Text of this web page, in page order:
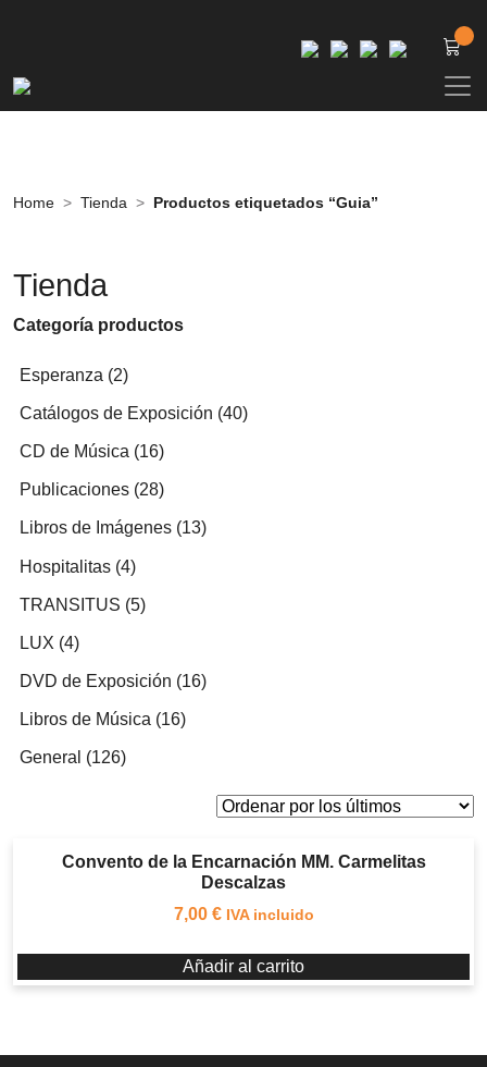
Home Tienda Productos etiquetados “Guia”
Tienda
Categoría productos
Esperanza 22
Catálogos de Exposición 4040
CD de Música 1616
Publicaciones 2828
Libros de Imágenes 1313
Hospitalitas 44
TRANSITUS 55
LUX 44
DVD de Exposición 1616
Libros de Música 1616
General 126126
Convento de la Encarnación MM. Carmelitas
Descalzas
7,00 € IVA incluido
Añadir al carrito